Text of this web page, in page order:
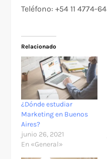
Teléfono: +54 11 4774-
Relacionado
¿Dónde estudiar
Marketing en Buenos
Aires?
junio 26, 2021
En «General»